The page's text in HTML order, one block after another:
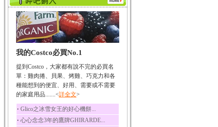
咖啡
咖啡中的咖啡因會刺激
中樞神經系統，特別...
椰子
椰子含有糖類、脂肪、
荔枝
荔枝性質溫和所含的營
養素有醣類、檸檬酸...
五味子
五味子性質溫熱所含營
養成分有揮發油、檸...
我的Costco必買No.1
提到Costco，大家都有說不完的必買名
單：雞肉捲、貝果、烤雞、巧克力和各
種能想到的便宜、好用、需要或不需要
的家庭用品.......<詳全文>
‧ Glico之冰雪女王的好心機餅...
‧ 心心念念3年的鷹牌GHIRARDE...